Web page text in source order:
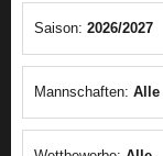
Saison: 2026/2027
Mannschaften: Alle